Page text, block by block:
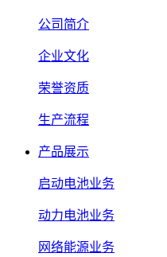
公司简介
企业文化
荣誉资质
生产流程
产品展示
启动电池业务
动力电池业务
网络能源业务